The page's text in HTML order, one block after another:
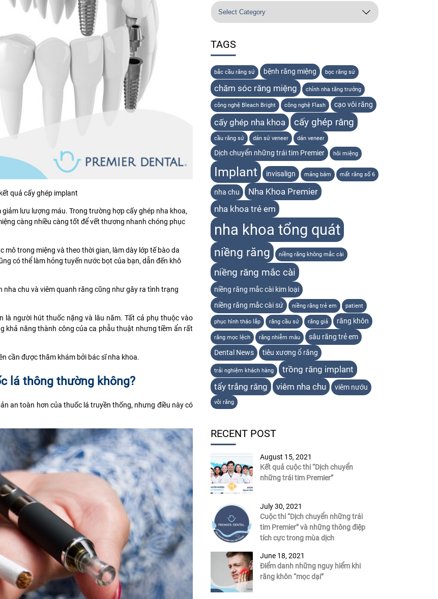
quả cấy ghép implant
lưu lượng máu. Trong trường hợp cấy ghép nha khoa,
càng nhiều càng tốt để vết thương nhanh chóng phục
mô trong miệng và theo thời gian, làm dày lớp tế bào da
có thể làm hỏng tuyến nước bọt của bạn, dẫn đến khô
nha chu và viêm quanh răng cũng như gây ra tình trạng
là người hút thuốc nặng và lâu năm. Tất cả phụ thuộc vào
khả năng thành công của ca phẫu thuật nhưng tiềm ẩn rất
cần được thăm khám bởi bác sĩ nha khoa.
lá thông thường không?
an toàn hơn của thuốc lá truyền thống, nhưng điều này có
TAGS
bắc cầu răng sứ bệnh răng miệng bọc răng sứ
chăm sóc răng miệng chỉnh nha tăng trưởng
công nghệ Bleach Bright công nghệ Flash cạo vôi răng
cấy ghép nha khoa cấy ghép răng
cầu răng sứ dán sứ veneer dán veneer
Dịch chuyển những trái tim Premier hôi miệng
Implant invisalign mảng bám mất răng số 6
nha chu
Nha Khoa Premier
nha khoa trẻ em
nha khoa tổng quát
niềng răng niềng răng không mắc cài
niềng răng mắc cài
niềng răng mắc cài kim loại
niềng răng mắc cài sứ
niềng răng trẻ em patient
phục hình tháo lắp răng cầu sứ răng giả răng khôn
răng mọc lệch răng nhiễm màu
sâu răng trẻ em
Dental News
tiêu xương ổ răng
trải nghiệm khách hàng
trồng răng implant
tẩy trắng răng
viêm nha chu viêm nướu
vôi răng
RECENT POST
August 15, 2021
Kết quả cuộc thi “Dịch chuyển
những trái tim Premier”
July 30, 2021
Cuộc thi “Dịch chuyển những trái
tim Premier” và những thông điệp
tích cực trong mùa dịch
June 18, 2021
Điểm danh những nguy hiểm khi
răng khôn “mọc dại”